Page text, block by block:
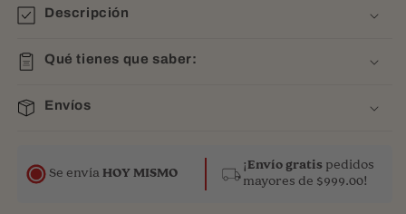
Descripción
Qué tienes que saber:
Envíos
Se envía HOY MISMO
¡Envío gratis pedidos
mayores de $999.00!